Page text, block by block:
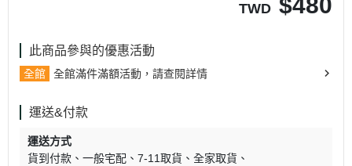
TWD $480
此商品參與的優惠活動
全館 全館滿件滿額活動，請查閱詳情
運送&付款
運送方式
貨到付款
一般宅配 7-11取貨
全家取貨